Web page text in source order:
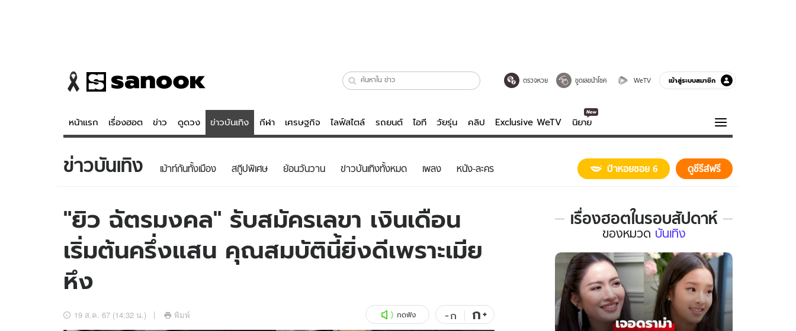
ตรวจหวย ขูดเลขนำโชค WeTV เข้าสู่ระบบสมาชิก
หน้าแรก เรื่องฮอต ข่าว ดูดวง ข่าวบันเทิง กีฬา เศรษฐกิจ ไลฟ์สไตล์ รถยนต์ ไอที วัยรุ่น คลิป Exclusive WeTV นิยาย
ข่าว
ข่าวบันเทิง
ข่าวกีฬา
ข่าวเศรษฐกิจ
อัปเดตจีน
ดูดวง - ตรวจหวย
สถิติหวยไทย
หวยลาว
ไลฟ์สไตล์
วัยรุ่น
ไอที
รถยนต์
เที่ยว-กิน
Tasteful Thailand
บันเทิงครบรส
WeTV
Exclusive WeTV
ความรู้รอบตัว
ฮาวทู
ข่าวบันเทิง เม้าท์กันทั้งเมือง สกู๊ปพิเศษ ย้อนวันวาน ข่าวบันเทิงทั้งหมด เพลง หนัง-ละคร ป้าหอยซอย 6 ดูซีรีส์ฟรี
"ยิว ฉัตรมงคล" รับสมัครเลขา เงินเดือน
เริ่มต้นครึ่งแสน คุณสมบัตินี้ยิ่งดีเพราะเมีย
หึง
19 ส.ค. 67 (14:32 น.) พิมพ์ กดฟัง -ก ก+
เรื่องฮอตในรอบสัปดาห์
เรื่อง
ใน
รอบ
สัปดาห์
ของ
หมวด
บันเทิง
ของหมวด บันเทิง